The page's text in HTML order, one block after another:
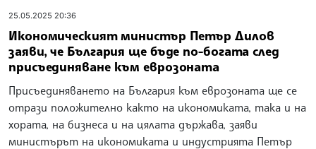
25.05.2025 20:36
Икономическият министър Петър Дилов
заяви, че България ще бъде по-богата след
присъединяване към еврозоната
Присъединяването на България към еврозоната ще се
отрази положително както на икономиката, така и на
хората, на бизнеса и на цялата държава, заяви
министърът на икономиката и индустрията Петър